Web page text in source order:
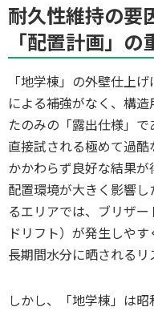
耐久性維持の要
「配置計画」の
「地学棟」の外壁仕上
による補強がなく、構
たのみの「露出仕様」
直接試される極めて過
かかわらず良好な結果
配置環境が大きく影響
るエリアでは、ブリザ
ドリフト）が発生しや
長期間水分に晒されるリ
しかし、「地学棟」は